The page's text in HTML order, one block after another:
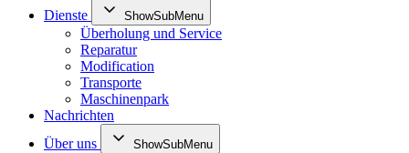
Dienste
ShowSubMenu
Überholung und Service
Reparatur
Modification
Transporte
Maschinenpark
Nachrichten
Über uns
ShowSubMenu